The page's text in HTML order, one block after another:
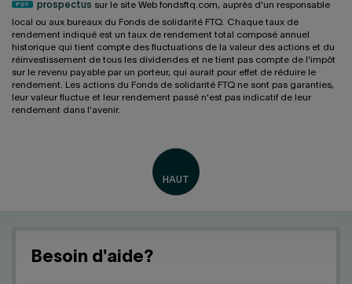
prospectus sur le site Web fondsftq.com, auprès d'un responsable
local ou aux bureaux du Fonds de solidarité FTQ. Chaque taux de
rendement indiqué est un taux de rendement total composé annuel
historique qui tient compte des fluctuations de la valeur des actions et du
réinvestissement de tous les dividendes et ne tient pas compte de l'impôt
sur le revenu payable par un porteur, qui aurait pour effet de réduire le
rendement. Les actions du Fonds de solidarité FTQ ne sont pas garanties,
leur valeur fluctue et leur rendement passé n'est pas indicatif de leur
rendement dans l'avenir.
Besoin d'aide?